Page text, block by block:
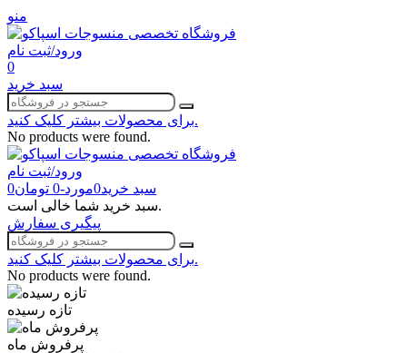
منو
ورود/ثبت نام
0
سبد خرید
برای محصولات بیشتر کلیک کنید.
No products were found.
ورود/ثبت نام
0
سبد خرید0مورد-0 تومان
سبد خرید شما خالی است.
پیگیری سفارش
برای محصولات بیشتر کلیک کنید.
No products were found.
تازه رسیده
پرفروش ماه